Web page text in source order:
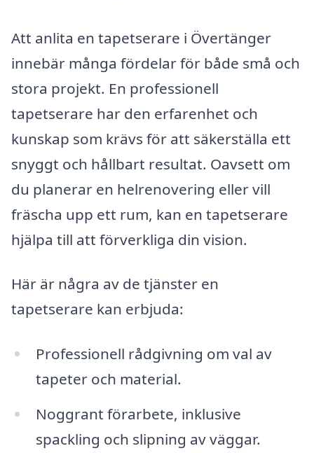
Att anlita en tapetserare i Övertänger
innebär många fördelar för både små och
stora projekt. En professionell
tapetserare har den erfarenhet och
kunskap som krävs för att säkerställa ett
snyggt och hållbart resultat. Oavsett om
du planerar en helrenovering eller vill
fräscha upp ett rum, kan en tapetserare
hjälpa till att förverkliga din vision.
Här är några av de tjänster en
tapetserare kan erbjuda:
Professionell rådgivning om val av
tapeter och material.
Noggrant förarbete, inklusive
spackling och slipning av väggar.